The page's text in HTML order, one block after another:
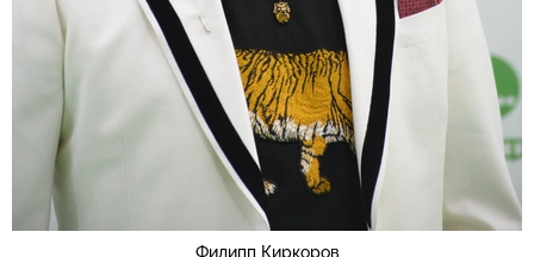
Филипп Киркоров